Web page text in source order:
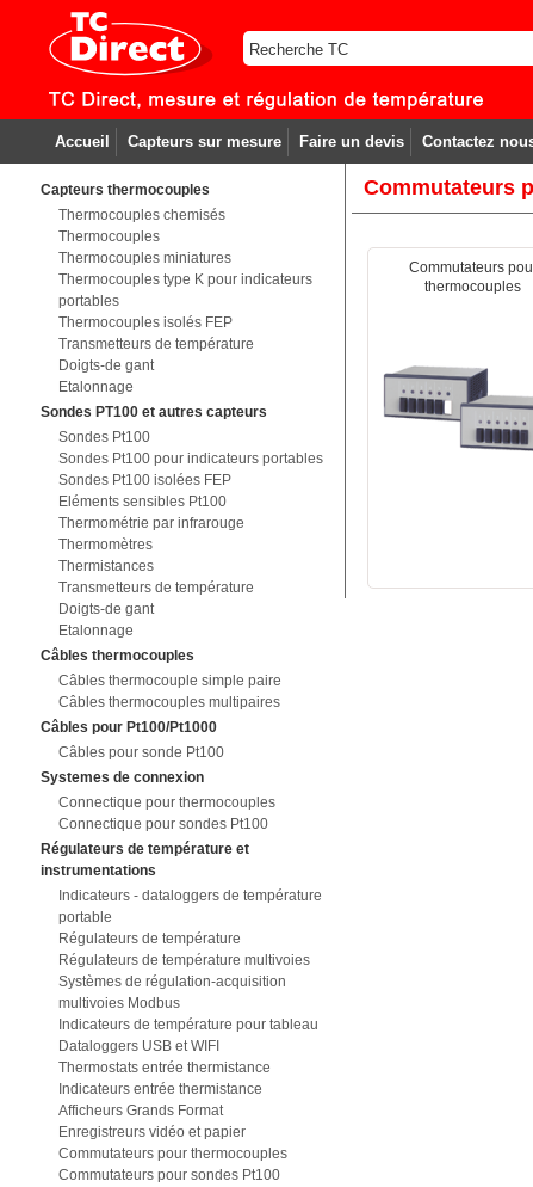
Accueil Capteurs sur mesure Faire un devis Contactez
Capteurs thermocouples
Thermocouples chemisés
Thermocouples
Thermocouples miniatures
Thermocouples type K pour indicateurs
portables
Thermocouples isolés FEP
Transmetteurs de température
Doigts-de gant
Etalonnage
Sondes PT100 et autres capteurs
Sondes Pt100
Sondes Pt100 pour indicateurs portables
Sondes Pt100 isolées FEP
Eléments sensibles Pt100
Thermométrie par infrarouge
Thermomètres
Thermistances
Transmetteurs de température
Doigts-de gant
Etalonnage
Câbles thermocouples
Câbles thermocouple simple paire
Câbles thermocouples multipaires
Câbles pour Pt100/Pt1000
Câbles pour sonde Pt100
Systemes de connexion
Connectique pour thermocouples
Connectique pour sondes Pt100
Régulateurs de température et
instrumentations
Indicateurs - dataloggers de température
portable
Régulateurs de température
Régulateurs de température multivoies
Systèmes de régulation-acquisition
multivoies Modbus
Indicateurs de température pour tableau
Dataloggers USB et WIFI
Thermostats entrée thermistance
Indicateurs entrée thermistance
Afficheurs Grands Format
Enregistreurs vidéo et papier
Commutateurs pour thermocouples
Commutateurs pour sondes Pt100
Commutateurs
Commutateurs
thermocouples